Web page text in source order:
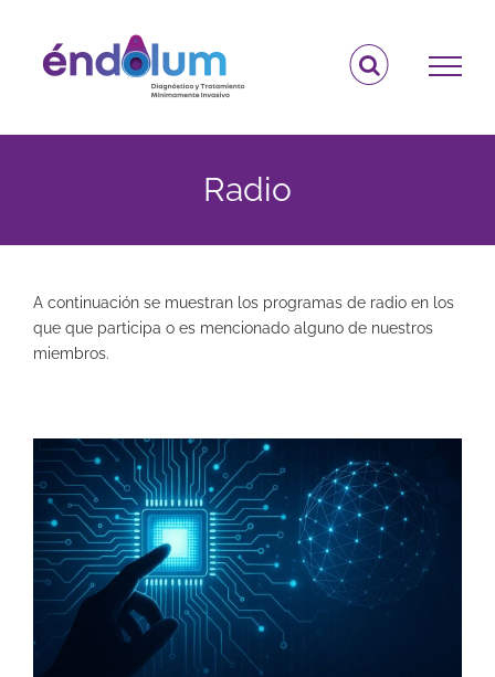
contenido
Radio
A continuación se muestran los programas de radio en los
que que participa o es mencionado alguno de nuestros
miembros.